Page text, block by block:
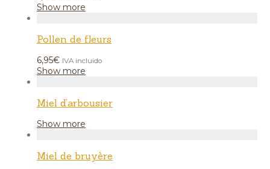
Show more
Pollen de fleurs
6,95€ IVA incluido
Show more
Miel d’arbousier
Show more
Miel de bruyère